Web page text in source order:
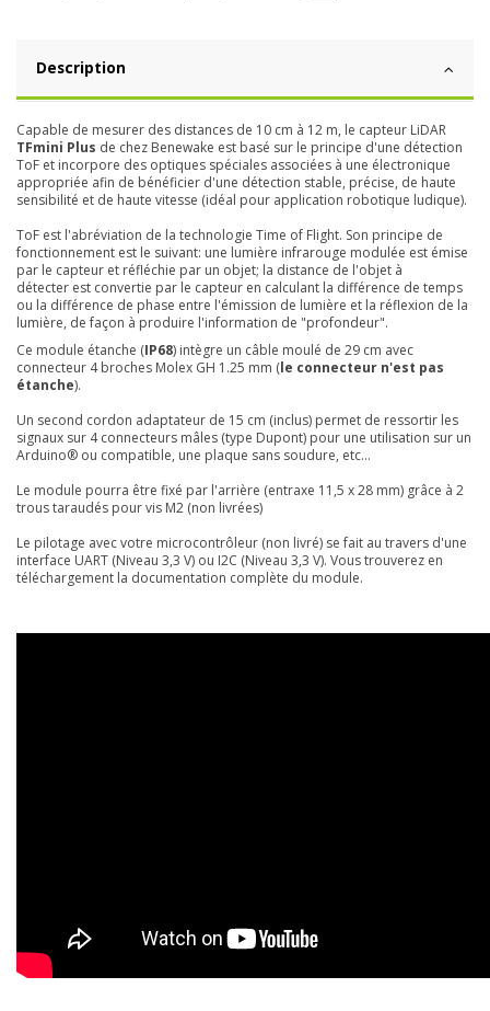
Description
Capable de mesurer des distances de 10 cm à 12 m, le capteur LiDAR
TFmini Plus de chez Benewake est basé sur le principe d'une détection
ToF et incorpore des optiques spéciales associées à une électronique
appropriée afin de bénéficier d'une détection stable, précise, de haute
sensibilité et de haute vitesse (idéal pour application robotique ludique).
ToF est l'abréviation de la technologie Time of Flight. Son principe de
fonctionnement est le suivant: une lumière infrarouge modulée est émise
par le capteur et réfléchie par un objet; la distance de l'objet à
détecter est convertie par le capteur en calculant la différence de temps
ou la différence de phase entre l'émission de lumière et la réflexion de la
lumière, de façon à produire l'information de "profondeur".
Ce module étanche (IP68) intègre un câble moulé de 29 cm avec
connecteur 4 broches Molex GH 1.25 mm (le connecteur n'est pas
étanche).
Un second cordon adaptateur de 15 cm (inclus) permet de ressortir les
signaux sur 4 connecteurs mâles (type Dupont) pour une utilisation sur un
Arduino® ou compatible, une plaque sans soudure, etc...
Le module pourra être fixé par l'arrière (entraxe 11,5 x 28 mm) grâce à 2
trous taraudés pour vis M2 (non livrées)
Le pilotage avec votre microcontrôleur (non livré) se fait au travers d'une
interface UART (Niveau 3,3 V) ou I2C (Niveau 3,3 V). Vous trouverez en
téléchargement la documentation complète du module.